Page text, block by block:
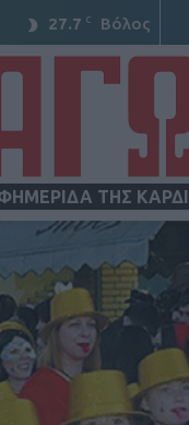
27.7 C Βόλος
ΤΗΣ